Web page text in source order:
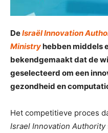
DeIsraël Innovation
Ministryhebben middels
bekendgemaakt dat de
geselecteerd om een
gezondheid en
Het competitieve proces
Israel Innovation Authority